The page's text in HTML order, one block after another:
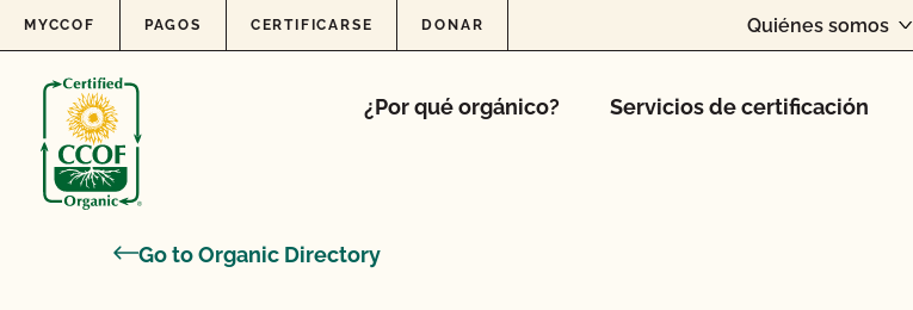
Skip to content
MYCCOF PAGOS CERTIFICARSE DONAR Quiénes somos
¿Por qué orgánico? Servicios de certificación
Go to Organic Directory